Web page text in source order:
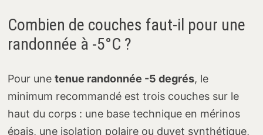
Combien de couches faut-il pour une
randonnée à -5°C ?
Pour une tenue randonnée -5 degrés, le
minimum recommandé est trois couches sur le
haut du corps : une base technique en mérinos
épais, une isolation polaire ou duvet synthétique,